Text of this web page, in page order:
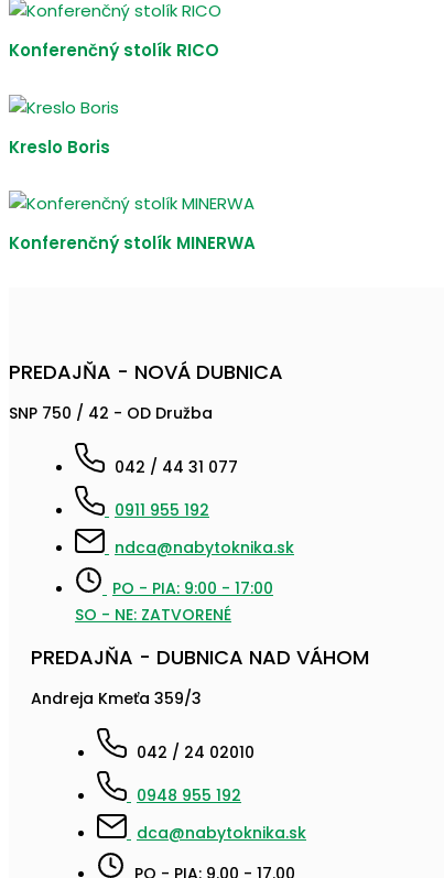
Konferenčný stolík RICO
Kreslo Boris
Konferenčný stolík MINERWA
PREDAJŇA - NOVÁ DUBNICA
SNP 750 / 42 - OD Družba
042 / 44 31 077
0911 955 192
ndca@nabytoknika.sk
PO - PIA: 9:00 - 17:00
SO - NE: ZATVORENÉ
PREDAJŇA - DUBNICA NAD VÁHOM
Andreja Kmeťa 359/3
042 / 24 02010
0948 955 192
dca@nabytoknika.sk
PO - PIA: 9.00 - 17.00